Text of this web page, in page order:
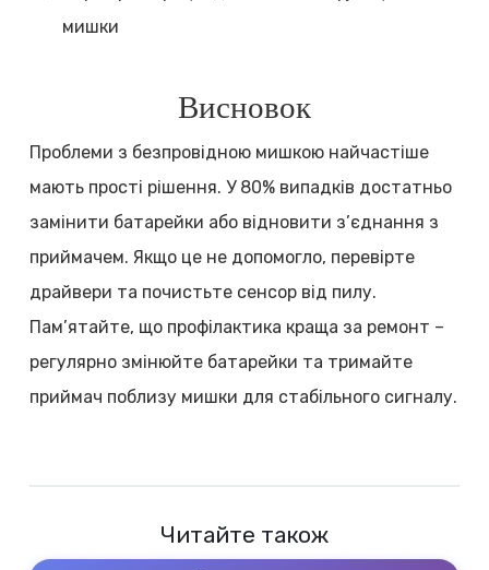
мишки
Висновок
Проблеми з безпровідною мишкою найчастіше
мають прості рішення. У 80% випадків достатньо
замінити батарейки або відновити з’єднання з
приймачем. Якщо це не допомогло, перевірте
драйвери та почистьте сенсор від пилу.
Пам’ятайте, що профілактика краща за ремонт –
регулярно змінюйте батарейки та тримайте
приймач поблизу мишки для стабільного сигналу.
Читайте також